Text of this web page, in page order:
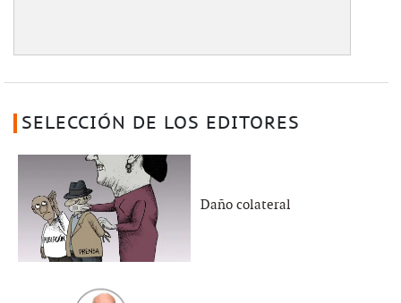
SELECCIÓN DE LOS EDITORES
Daño colateral